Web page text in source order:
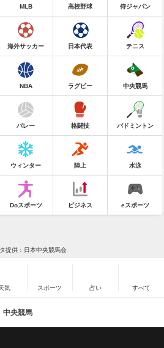
MLB 高校野球 侍ジャパン
海外サッカー 日本代表 テニス
NBA ラグビー 中央競馬
バレー 格闘技 バドミントン
ウィンター 陸上 水泳
Doスポーツ ビジネス eスポーツ
提供：日本中央競馬会
気 スポーツ 占い すべて
中央競馬